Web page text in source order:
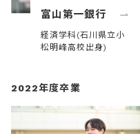
富山第一銀行
経済学科(石川県立小
松明峰高校出身)
2022年度卒業